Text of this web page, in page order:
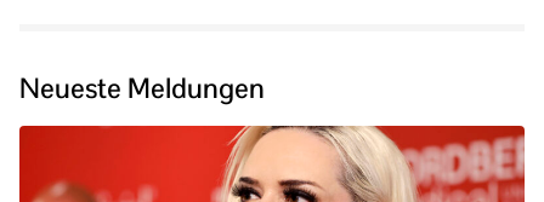
Neueste Meldungen